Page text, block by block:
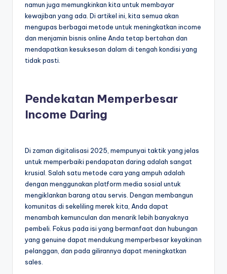
namun juga memungkinkan kita untuk membayar
kewajiban yang ada. Di artikel ini, kita semua akan
mengupas berbagai metode untuk meningkatkan income
dan menjamin bisnis online Anda tetap bertahan dan
mendapatkan kesuksesan dalam di tengah kondisi yang
tidak pasti.
Pendekatan Memperbesar
Income Daring
Di zaman digitalisasi 2025, mempunyai taktik yang jelas
untuk memperbaiki pendapatan daring adalah sangat
krusial. Salah satu metode cara yang ampuh adalah
dengan menggunakan platform media sosial untuk
mengiklankan barang atau servis. Dengan membangun
komunitas di sekeliling merek kita, Anda dapat
menambah kemunculan dan menarik lebih banyaknya
pembeli. Fokus pada isi yang bermanfaat dan hubungan
yang genuine dapat mendukung memperbesar keyakinan
pelanggan, dan pada gilirannya dapat meningkatkan
sales.